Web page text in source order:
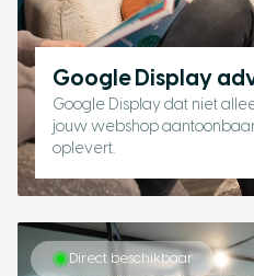
Google Display
Google Display dat niet
jouw webshop
oplevert.
Direct beschikbaar